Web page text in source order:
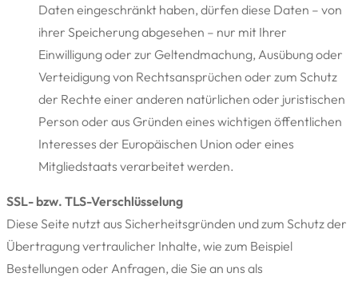
Daten eingeschränkt haben, dürfen diese Daten – von
ihrer Speicherung abgesehen – nur mit Ihrer
Einwilligung oder zur Geltendmachung, Ausübung oder
Verteidigung von Rechtsansprüchen oder zum Schutz
der Rechte einer anderen natürlichen oder juristischen
Person oder aus Gründen eines wichtigen öffentlichen
Interesses der Europäischen Union oder eines
Mitgliedstaats verarbeitet werden.
SSL- bzw. TLS-Verschlüsselung
Diese Seite nutzt aus Sicherheitsgründen und zum Schutz der
Übertragung vertraulicher Inhalte, wie zum Beispiel
Bestellungen oder Anfragen, die Sie an uns als